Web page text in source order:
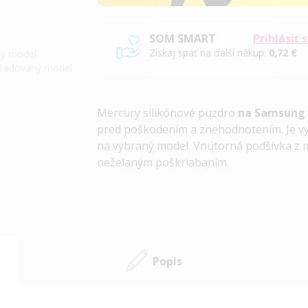
Prihlásiť
SOM SMART
Získaj späť na ďalší nákup: 0,72 €
Mercury silikónové puzdro na Samsung
pred poškodením a znehodnotením. Je
na vybraný model. Vnútorná podšívka
neželaným poškriabaním.
Popis